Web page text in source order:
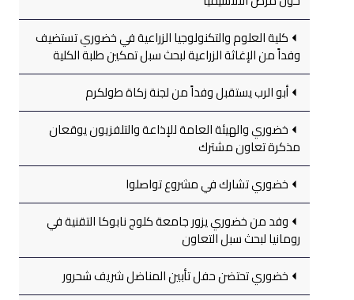
كلية العلوم والتكنولوجيا الزراعية في خضوري تستضيف
وفداً من الإغاثة الزراعية لبحث سبل تمكين طلبة الكلية
أبو الرب يستقبل وفداً من لجنة زكاة طولكرم
خضوري والهيئة العامة للإذاعة والتلفزيون يوقعان
مذكرة تعاون مشترك
خضوري تشارك في مشروع تواصلوا
وفد من خضوري يزور جامعة كلوج نابوكا التقنية في
رومانيا لبحث سبل التعاون
خضوري تحتضن حفل تأبين المناضل شريف شحرور